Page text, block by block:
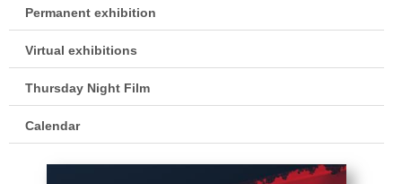
Permanent exhibition
Virtual exhibitions
Thursday Night Film
Calendar